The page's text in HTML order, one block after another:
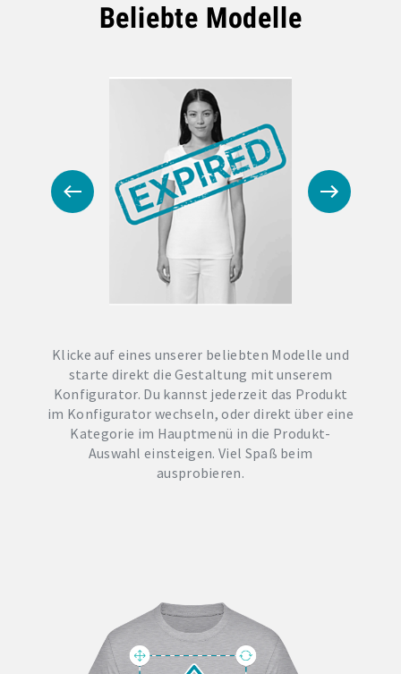
Beliebte Modelle
Klicke auf eines unserer beliebten Modelle und
starte direkt die Gestaltung mit unserem
Konfigurator. Du kannst jederzeit das Produkt
im Konfigurator wechseln, oder direkt über eine
Kategorie im Hauptmenü in die Produkt-
Auswahl einsteigen. Viel Spaß beim
ausprobieren.